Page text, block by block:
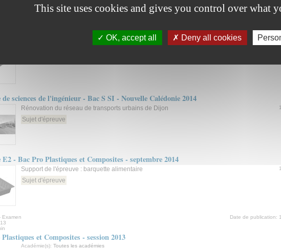
E2 - Bac Pro Plastiques et Composites - juin 2014
Support de l'épreuve : palme de plongée
de sciences de l'ingénieur - Bac S SI - Nouvelle Calédonie 2014
Rénovation du réseau de transports urbains de Dijon
Sujet d'épreuve
E2 - Bac Pro Plastiques et Composites - septembre 2014
Support de l'épreuve : barquette alimentaire
Sujet d'épreuve
Date de publication:
Examen
et Composites - session 2013
Académie(s): Toutes les académies
This site uses cookies and gives you control over what
OK, accept all Deny all cookies